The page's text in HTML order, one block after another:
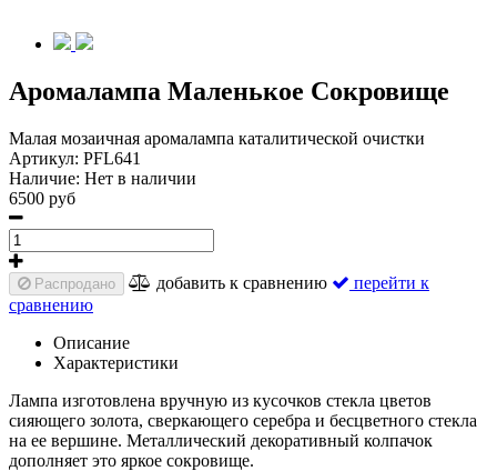
Аромалампа Маленькое Сокровище
Малая мозаичная аромалампа каталитической очистки
Артикул: PFL641
Наличие: Нет в наличии
6500 руб
Распродано добавить к сравнению
перейти к
сравнению
Описание
Характеристики
Лампа изготовлена вручную из кусочков стекла цветов
сияющего золота, сверкающего серебра и бесцветного стекла
на ее вершине. Металлический декоративный колпачок
дополняет это яркое сокровище.